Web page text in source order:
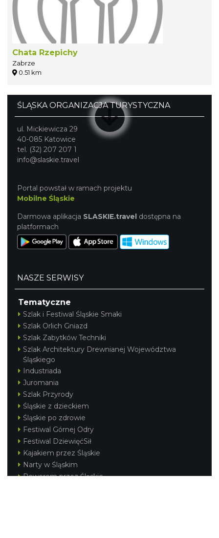
Chata Rzepichy
Zabrze
0.51 km
ŚLĄSKA ORGANIZACJA TURYSTYCZNA
ul. Mickiewicza 29
40-085 Katowice
tel. (32) 207 207 1
info@slaskie.travel
Portal powstał w ramach projektu
Mobilne Śląskie
Darmowa aplikacja SLASKIE.travel dostępna na
platformach
NASZE SERWISY
Tematyczne
Szlak i Festiwal Śląskie Smaki
Szlak Orlich Gniazd
Szlak Zabytków Techniki
Szlak Architektury Drewnianej Województwa
Śląskiego
Industriada
Juromania
Szlak Przyrody
Śląskie z dzieckiem
Śląskie po zdrowie
Festiwal Górnej Odry
Festiwal DziewięćSił
Kajakiem przez Śląskie
Narty w Śląskim
Rowerem przez Śląskie